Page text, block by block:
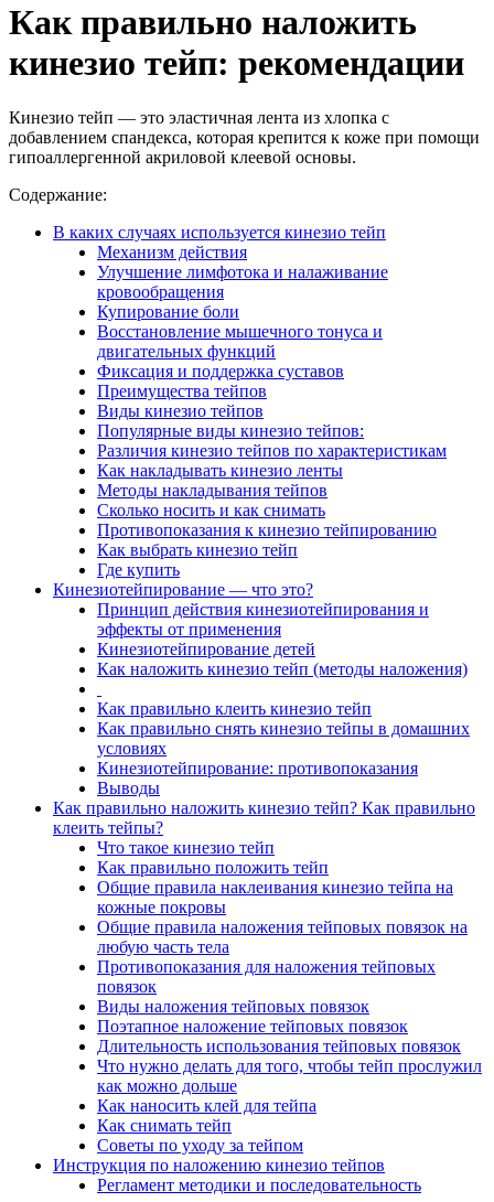
Как правильно наложить
кинезио тейп: рекомендации
Кинезио тейп — это эластичная лента из хлопка с
добавлением спандекса, которая крепится к коже при помощи
гипоаллергенной акриловой клеевой основы.
Содержание:
В каких случаях используется кинезио тейп
Механизм действия
Улучшение лимфотока и налаживание
кровообращения
Купирование боли
Восстановление мышечного тонуса и
двигательных функций
Фиксация и поддержка суставов
Преимущества тейпов
Виды кинезио тейпов
Популярные виды кинезио тейпов:
Различия кинезио тейпов по характеристикам
Как накладывать кинезио ленты
Методы накладывания тейпов
Сколько носить и как снимать
Противопоказания к кинезио тейпированию
Как выбрать кинезио тейп
Где купить
Кинезиотейпирование — что это?
Принцип действия кинезиотейпирования и
эффекты от применения
Кинезиотейпирование детей
Как наложить кинезио тейп (методы наложения)
Как правильно клеить кинезио тейп
Как правильно снять кинезио тейпы в домашних
условиях
Кинезиотейпирование: противопоказания
Выводы
Как правильно наложить кинезио тейп? Как правильно
клеить тейпы?
Что такое кинезио тейп
Как правильно положить тейп
Общие правила наклеивания кинезио тейпа на
кожные покровы
Общие правила наложения тейповых повязок на
любую часть тела
Противопоказания для наложения тейповых
повязок
Виды наложения тейповых повязок
Поэтапное наложение тейповых повязок
Длительность использования тейповых повязок
Что нужно делать для того, чтобы тейп прослужил
как можно дольше
Как наносить клей для тейпа
Как снимать тейп
Советы по уходу за тейпом
Инструкция по наложению кинезио тейпов
Регламент методики и последовательность